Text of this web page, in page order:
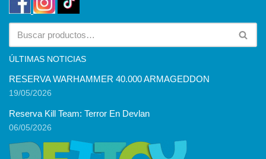
ÚLTIMAS NOTICIAS
RESERVA WARHAMMER 40.000 ARMAGEDDON
19/05/2026
Reserva Kill Team: Terror En Devlan
06/05/2026